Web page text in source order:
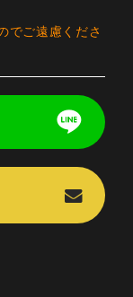
でご遠慮くださ